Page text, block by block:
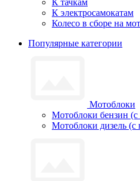
К тачкам
К электросамокатам
Колесо в сборе на
Популярные категории
Мотоблоки
Мотоблоки бензин
Мотоблоки дизель